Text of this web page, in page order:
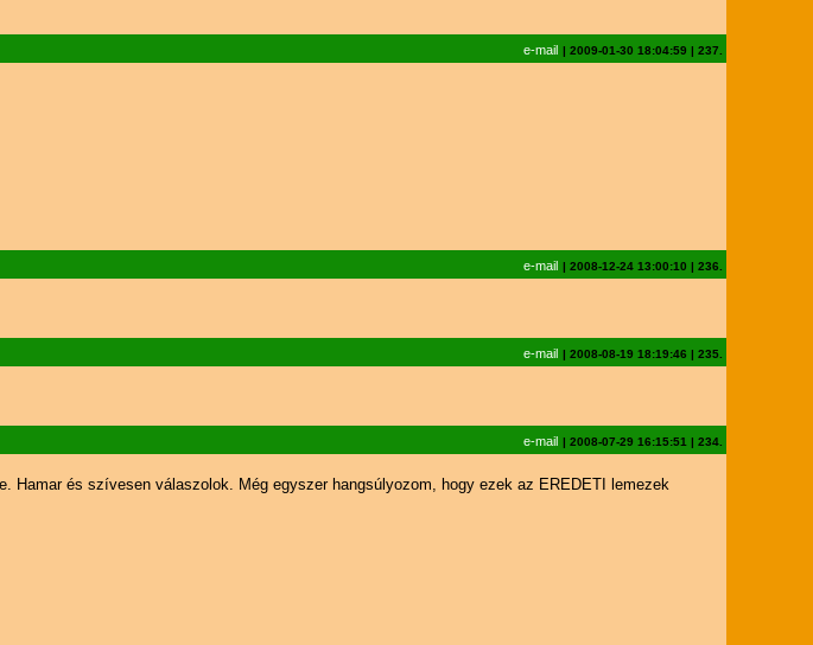
e-mail | 2009-01-30 18:04:59 | 237.
e-mail | 2008-12-24 13:00:10 | 236.
e-mail | 2008-08-19 18:19:46 | 235.
e-mail | 2008-07-29 16:15:51 | 234.
és szívesen válaszolok. Még egyszer hangsúlyozom, hogy ezek az EREDETI lemezek